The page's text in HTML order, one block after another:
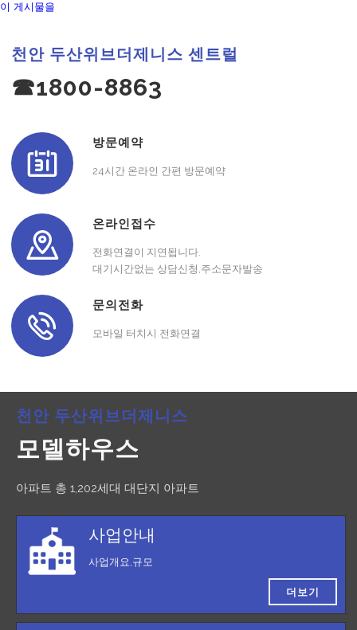
이 게시물을
천안 두산위브더제니스 센트럴
☎1800-8863
방문예약
24시간 온라인 간편 방문예약
온라인접수
전화연결이 지연됩니다.
대기시간없는 상담신청,주소문자발송
문의전화
모바일 터치시 전화연결
천안 두산위브더제니스
모델하우스
아파트 총 1,202세대 대단지 아파트
사업안내
사업개요,규모
더보기